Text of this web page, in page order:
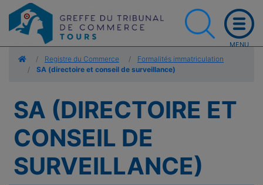
AccueilRegistre du Commerce
Formalités immatriculation
SA (directoire et conseil de surveillance)
SA (DIRECTOIRE ET
CONSEIL DE
SURVEILLANCE)